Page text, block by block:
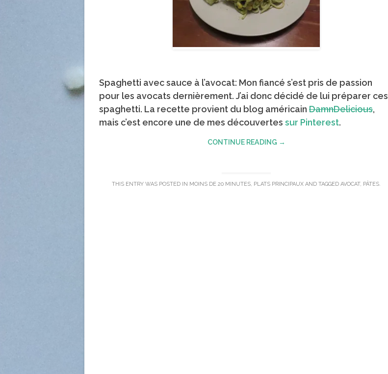
Spaghetti avec sauce à l’avocat: Mon fiancé s’est pris de passion
pour les avocats dernièrement. J’ai donc décidé de lui préparer ces
spaghetti. La recette provient du blog américain DamnDelicious,
mais c’est encore une de mes découvertes sur Pinterest.
CONTINUE READING →
THIS ENTRY WAS POSTED IN MOINS DE 20 MINUTES, PLATS PRINCIPAUX AND TAGGED AVOCAT, PÂTES.